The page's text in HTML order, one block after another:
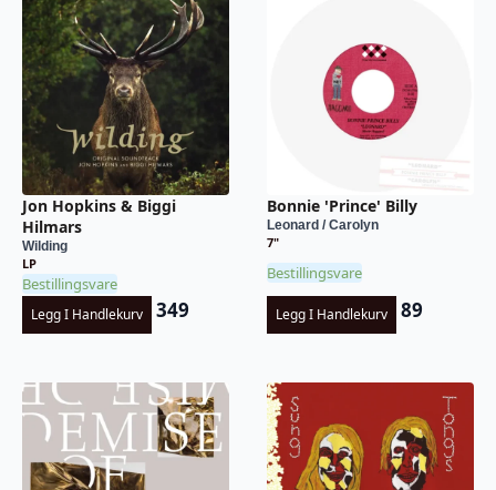
Jon Hopkins & Biggi
Hilmars
Wilding
LP
Bestillingsvare
Legg I Handlekurv 349
Bonnie 'Prince' Billy
Leonard / Carolyn
7"
Bestillingsvare
Legg I Handlekurv 89